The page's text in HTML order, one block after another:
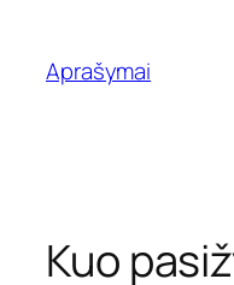
turinio
Aprašymai
Kuo